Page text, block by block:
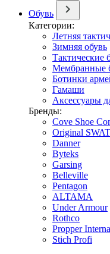
Обувь
Категории:
Летняя
Зимняя обувь
Тактические
Мембранные
Ботинки
Гамаши
Аксессуары
Бренды:
Cove Shoe
Original SWAT
Danner
Byteks
Garsing
Belleville
Pentagon
ALTAMA
Under Armour
Rothco
Propper
Stich Profi